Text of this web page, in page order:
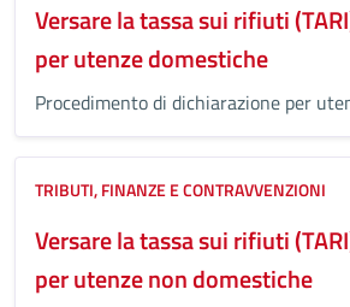
Versare la tassa sui rifiuti
per utenze domestiche
Procedimento di dichiarazione per
TRIBUTI, FINANZE E CONTRAVVENZIONI
Versare la tassa sui rifiuti
per utenze non domestiche